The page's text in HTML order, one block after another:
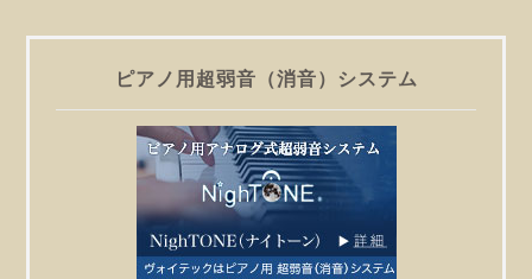
ピアノ用超弱音（消音）システム